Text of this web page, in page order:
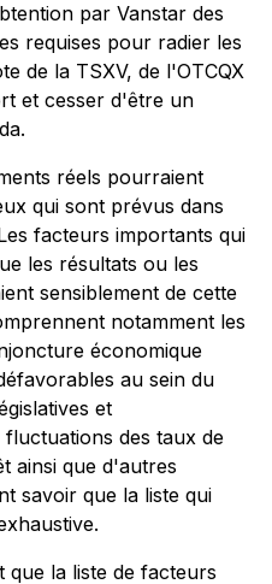
par Vanstar des
requises pour radier les
de la TSXV, de l'OTCQX
et cesser d'être un
réels pourraient
qui sont prévus dans
facteurs importants qui
les résultats ou les
sensiblement de cette
notamment les
économique
au sein du
et
des taux de
ainsi que d'autres
savoir que la liste qui
que la liste de facteurs